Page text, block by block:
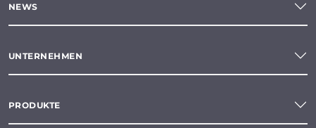
NEWS
UNTERNEHMEN
PRODUKTE